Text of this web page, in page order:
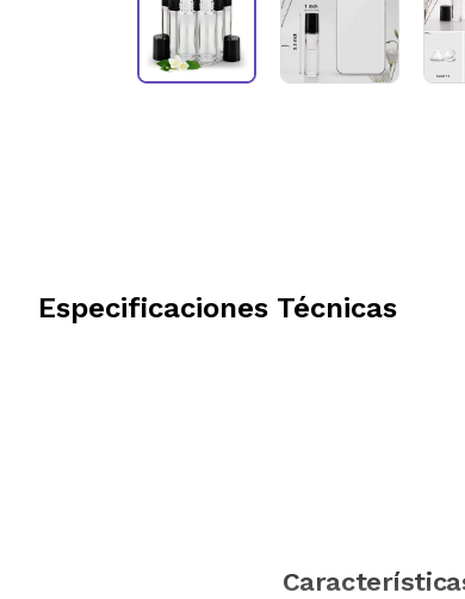
Especificaciones Técnicas